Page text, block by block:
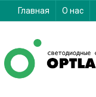
Главная О нас